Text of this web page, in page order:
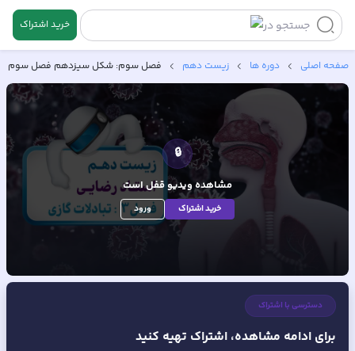
جستجو در خرید اشتراک
صفحه اصلی دوره ها زیست دهم فصل سوم: شکل سیزدهم فصل سوم
🔒
مشاهده ویدیوقفل است
خرید اشتراک ورود
دسترسی با اشتراک
برای ادامه مشاهده، اشتراک تهیه کنید